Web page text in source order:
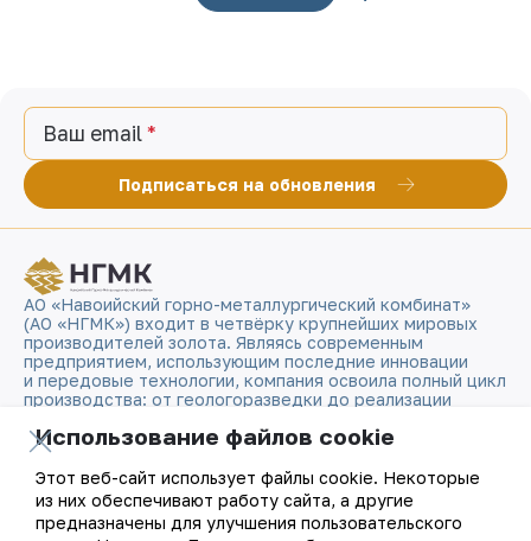
Ваш email
Подписаться на обновления
АО «Навоийский горно-металлургический комбинат»
(АО «НГМК») входит в четвёрку крупнейших мировых
производителей золота. Являясь современным
предприятием, использующим последние инновации
и передовые технологии, компания освоила полный цикл
производства: от геологоразведки до реализации
со знаком пробы «999,9» стали узнаваемым брендом
Узбекистана на мировых биржах цветных металлов.
О компании Контакты
Использование файлов cookie
Этот веб-сайт использует файлы cookie. Некоторые
из них обеспечивают работу сайта, а другие
предназначены для улучшения пользовательского